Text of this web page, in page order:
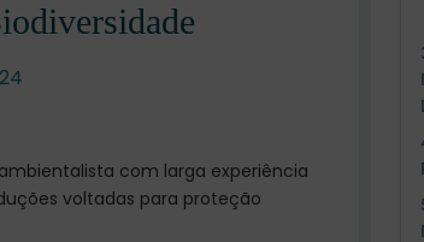
com larga experiência
voltadas para proteção